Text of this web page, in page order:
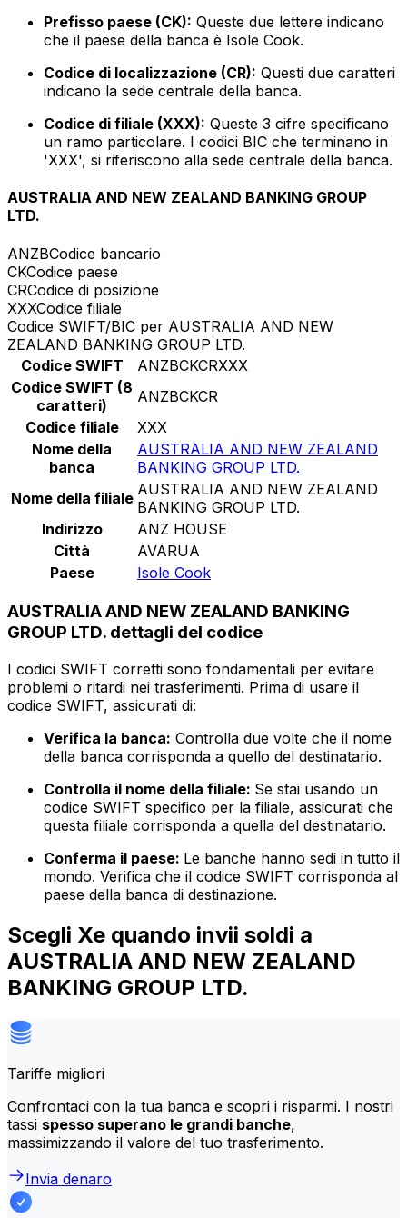
Prefisso paese (CK): Queste due lettere indicano
che il paese della banca è Isole Cook.
Codice di localizzazione (CR): Questi due caratteri
indicano la sede centrale della banca.
Codice di filiale (XXX): Queste 3 cifre specificano
un ramo particolare. I codici BIC che terminano in
'XXX', si riferiscono alla sede centrale della banca.
AUSTRALIA AND NEW ZEALAND BANKING GROUP
LTD.
ANZBCodice bancario
CKCodice paese
CRCodice di posizione
XXXCodice filiale
Codice SWIFT/BIC per AUSTRALIA AND NEW
ZEALAND BANKING GROUP LTD.
Codice SWIFT
ANZBCKCRXXX
Codice SWIFT (8
caratteri)
ANZBCKCR
Codice filiale
XXX
Nome della
banca
AUSTRALIA AND NEW ZEALAND
BANKING GROUP LTD.
Nome della filiale AUSTRALIA AND NEW ZEALAND
BANKING GROUP LTD.
Indirizzo
ANZ HOUSE
Città
AVARUA
Paese
Isole Cook
AUSTRALIA AND NEW ZEALAND BANKING
GROUP LTD. dettagli del codice
I codici SWIFT corretti sono fondamentali per evitare
problemi o ritardi nei trasferimenti. Prima di usare il
codice SWIFT, assicurati di:
Verifica la banca: Controlla due volte che il nome
della banca corrisponda a quello del destinatario.
Controlla il nome della filiale: Se stai usando un
codice SWIFT specifico per la filiale, assicurati che
questa filiale corrisponda a quella del destinatario.
Conferma il paese: Le banche hanno sedi in tutto il
mondo. Verifica che il codice SWIFT corrisponda al
paese della banca di destinazione.
Scegli Xe quando invii soldi a
AUSTRALIA AND NEW ZEALAND
BANKING GROUP LTD.
Tariffe migliori
Confrontaci con la tua banca e scopri i risparmi. I nostri
tassi spesso superano le grandi banche,
massimizzando il valore del tuo trasferimento.
Invia denaro